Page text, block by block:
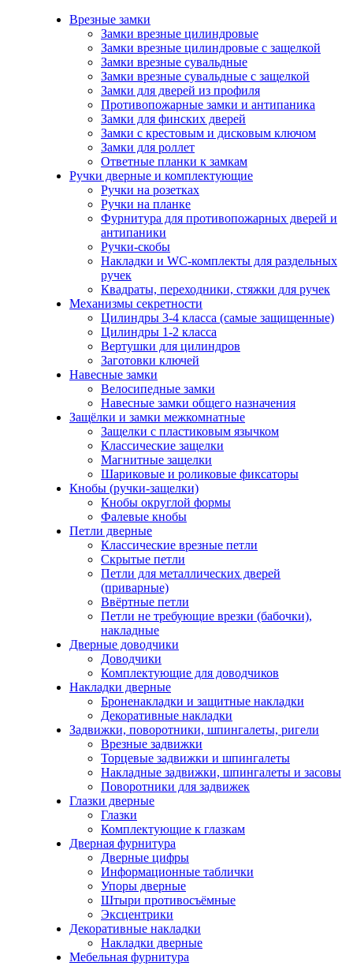
Врезные замки
Замки врезные цилиндровые
Замки врезные цилиндровые с защелкой
Замки врезные сувальдные
Замки врезные сувальдные с защелкой
Замки для дверей из профиля
Противопожарные замки и антипаника
Замки для финских дверей
Замки с крестовым и дисковым ключом
Замки для роллет
Ответные планки к замкам
Ручки дверные и комплектующие
Ручки на розетках
Ручки на планке
Фурнитура для противопожарных дверей и
антипаники
Ручки-скобы
Накладки и WC-комплекты для раздельных
ручек
Квадраты, переходники, стяжки для ручек
Механизмы секретности
Цилиндры 3-4 класса (самые защищенные)
Цилиндры 1-2 класса
Вертушки для цилиндров
Заготовки ключей
Навесные замки
Велосипедные замки
Навесные замки общего назначения
Защёлки и замки межкомнатные
Защелки с пластиковым язычком
Классические защелки
Магнитные защелки
Шариковые и роликовые фиксаторы
Кнобы (ручки-защелки)
Кнобы округлой формы
Фалевые кнобы
Петли дверные
Классические врезные петли
Скрытые петли
Петли для металлических дверей
(приварные)
Ввёртные петли
Петли не требующие врезки (бабочки),
накладные
Дверные доводчики
Доводчики
Комплектующие для доводчиков
Накладки дверные
Броненакладки и защитные накладки
Декоративные накладки
Задвижки, поворотники, шпингалеты, ригели
Врезные задвижки
Торцевые задвижки и шпингалеты
Накладные задвижки, шпингалеты и засовы
Поворотники для задвижек
Глазки дверные
Глазки
Комплектующие к глазкам
Дверная фурнитура
Дверные цифры
Информационные таблички
Упоры дверные
Штыри противосъёмные
Эксцентрики
Декоративные накладки
Накладки дверные
Мебельная фурнитура